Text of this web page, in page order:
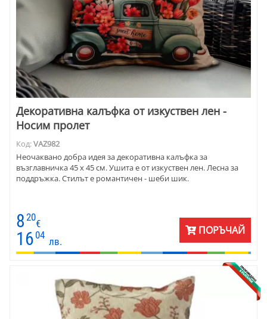
Декоративна калъфка от изкуствен лен -
Носим пролет
Код:VAZ982
Неочаквано добра идея за декоративна калъфка за
възглавничка 45 х 45 см. Ушита е от изкуствен лен. Лесна за
поддръжка. Стилът е романтичен - шеби шик.
8 20
€
16 04
лв.
ПОРЪЧАЙ